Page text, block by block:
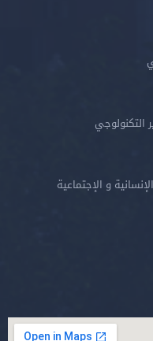
التكنولوجي
و الإجتماعية